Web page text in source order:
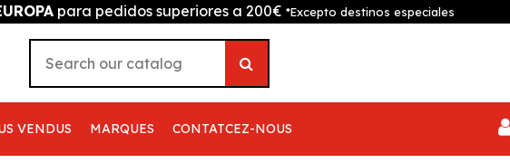
para pedidos superiores a 200€ *Excepto destinos especiales
VENDUS MARQUES CONTATCEZ-NOUS